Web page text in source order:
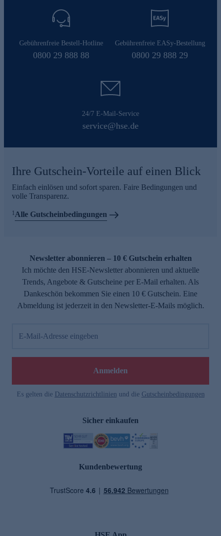
Gebührenfreie Bestell-Hotline
0800 29 888 88
Gebührenfreie EASy-Bestellung
0800 29 888 29
24/7 E-Mail-Service
service@hse.de
Ihre Gutschein-Vorteile auf einen Blick
Einfach einlösen und sofort sparen. Faire Bedingungen und
volle Transparenz.
1 Alle Gutscheinbedingungen
Newsletter abonnieren – 10 € Gutschein erhalten
Ich möchte den HSE-Newsletter abonnieren und aktuelle
Trends, Angebote & Gutscheine per E-Mail erhalten. Als
Dankeschön bekommen Sie einen 10 € Gutschein. Eine
Abmeldung ist jederzeit in den Newsletter-E-Mails möglich.
E-Mail-Adresse eingeben
Anmelden
Es gelten die Datenschutzrichtlinien und die Gutscheinbedingungen
Sicher einkaufen
Kundenbewertung